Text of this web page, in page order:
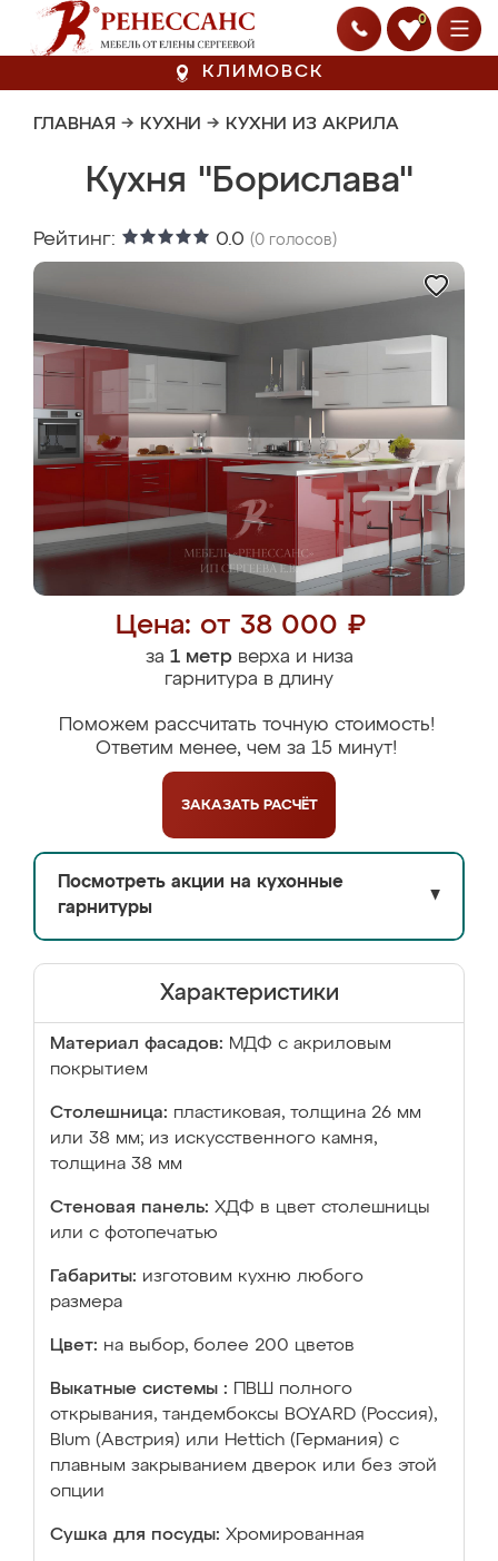
0
КЛИМОВСК
ГЛАВНАЯ → КУХНИ → КУХНИ ИЗ АКРИЛА
Кухня "Борислава"
Рейтинг: 0.0 (0 голосов)
Цена: от 38 000 ₽
за 1 метрверха и низа
гарнитура в длину
Поможем рассчитать точную стоимость!
Ответим менее, чем за 15 минут!
ЗАКАЗАТЬ РАСЧЁТ
Посмотреть акции на кухонные
гарнитуры
▼
Характеристики
Материал фасадов: МДФ с акриловым
покрытием
Столешница: пластиковая, толщина 26 мм
или 38 мм; из искусственного камня,
толщина 38 мм
Стеновая панель: ХДФ в цвет столешницы
или с фотопечатью
Габариты: изготовим кухню любого
размера
Цвет: на выбор, более 200 цветов
Выкатные системы :
ПВШ полного
открывания, тандембоксы BOYARD (Россия),
Blum (Австрия) или Hettich (Германия) с
плавным закрыванием дверок или без этой
опции
Сушка для посуды: Хромированная